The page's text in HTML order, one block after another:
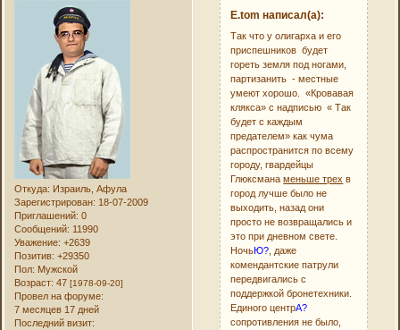
Откуда: Израиль, Афула
Зарегистрирован: 18-07-2009
Приглашений: 0
Сообщений: 11990
Уважение: +2639
Позитив: +29350
Пол: Мужской
Возраст: 47[1978-09-20]
Провел на форуме:
7 месяцев 17 дней
Последний визит:
E.tom написал(а):
Так что у олигарха и его
приспешников будет
гореть земля под ногами,
партизанить - местные
умеют хорошо. «Кровавая
клякса» с надписью « Так
будет с каждым
предателем» как чума
распространится по всему
городу, гвардейцы
Глюксманаменьше трех в
город лучше было не
выходить, назад они
просто не возвращались и
это при дневном свете.
НочьЮ? , даже
комендантские патрули
передвигались с
поддержкой бронетехники.
Единого центрА?
сопротивления не было,